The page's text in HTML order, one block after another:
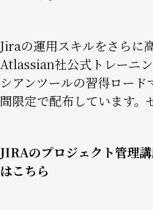
Jiraの運用スキルをさらに
Atlassian社公式トレーニ
シアンツールの習得ロー
間限定で配布しています。
JIRAのプロジェクト管理
はこちら